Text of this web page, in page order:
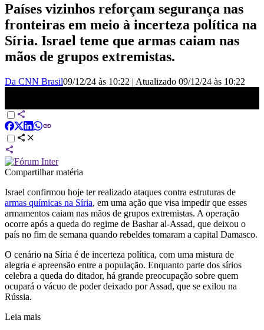
Países vizinhos reforçam segurança nas
fronteiras em meio à incerteza política na
Síria. Israel teme que armas caiam nas
mãos de grupos extremistas.
Da CNN Brasil09/12/24 às 10:22 | Atualizado 09/12/24 às 10:22
Compartilhar matéria
Israel confirmou hoje ter realizado ataques contra estruturas de
armas químicas na Síria, em uma ação que visa impedir que esses
armamentos caiam nas mãos de grupos extremistas. A operação
ocorre após a queda do regime de Bashar al-Assad, que deixou o
país no fim de semana quando rebeldes tomaram a capital Damasco.
O cenário na Síria é de incerteza política, com uma mistura de
alegria e apreensão entre a população. Enquanto parte dos sírios
celebra a queda do ditador, há grande preocupação sobre quem
ocupará o vácuo de poder deixado por Assad, que se exilou na
Rússia.
Leia mais